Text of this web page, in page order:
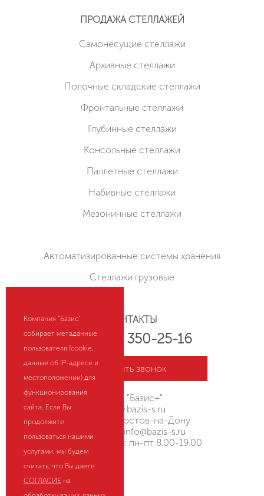
ПРОДАЖА СТЕЛЛАЖЕЙ
Cамонесущие стеллажи
Архивные стеллажи
Полочные складские стеллажи
Фронтальные стеллажи
Глубинные стеллажи
Консольные стеллажи
Паллетные стеллажи
Набивные стеллажи
Мезонинные стеллажи
Автоматизированные системы хранения
Стеллажи грузовые
КОНТАКТЫ
+7 (800) 350-25-16
Заказать звонок
ООО "Базис+"
rostov.bazis-s.ru
Россия, г. Ростов-на-Дону
info@bazis-s.ru
Режим работы: пн-пт 8.00-19.00
Компания "Базис"
собирает метаданные
пользователя (cookie,
данные об IP-адресе и
местоположении) для
функционирования
сайта. Если Вы
продолжите
пользоваться нашими
услугами, мы будем
считать, что Вы даете
СОГЛАСИЕ на